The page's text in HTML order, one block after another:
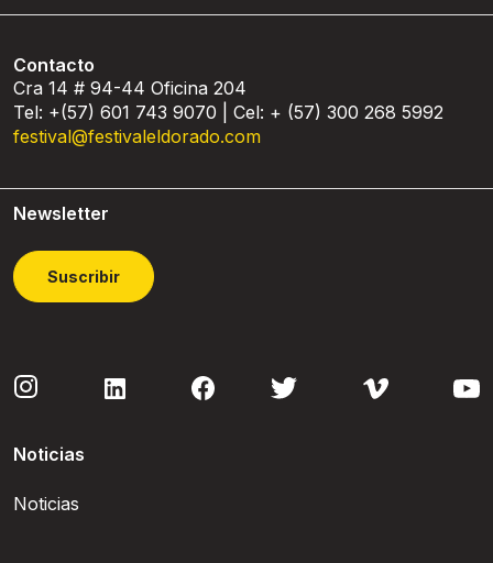
Contacto
Cra 14 # 94-44 Oficina 204
Tel: +(57) 601 743 9070 | Cel: + (57) 300 268 5992
festival@festivaleldorado.com
Newsletter
Suscribir
Noticias
Noticias